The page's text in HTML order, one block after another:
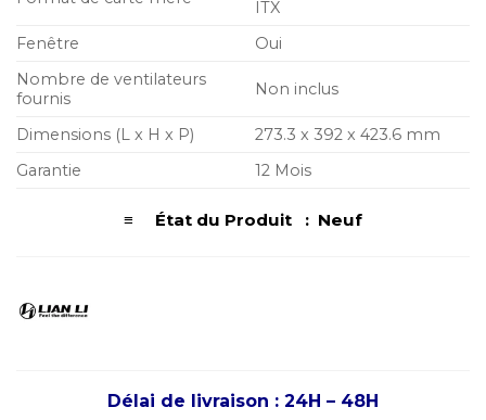
ITX
Fenêtre
Oui
Nombre de ventilateurs
fournis
Non inclus
Dimensions (L x H x P)
273.3 x 392 x 423.6 mm
Garantie
12 Mois
≡ État du Produit : Neuf
Délai de livraison : 24H – 48H